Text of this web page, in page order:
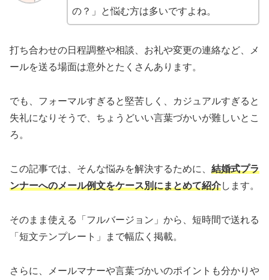
の？」と悩む方は多いですよね。
打ち合わせの日程調整や相談、お礼や変更の連絡など、メ
ールを送る場面は意外とたくさんあります。
でも、フォーマルすぎると堅苦しく、カジュアルすぎると
失礼になりそうで、ちょうどいい言葉づかいが難しいとこ
ろ。
この記事では、そんな悩みを解決するために、 結婚式プラ
ンナーへのメール例文をケース別にまとめて紹介します。
そのまま使える「フルバージョン」から、短時間で送れる
「短文テンプレート」まで幅広く掲載。
さらに、メールマナーや言葉づかいのポイントも分かりや